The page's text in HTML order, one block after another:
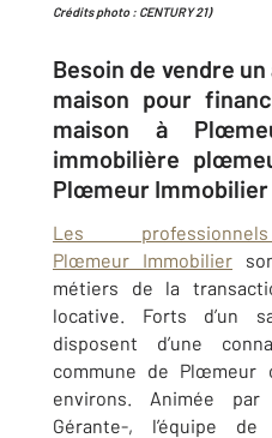
Crédits photo : CENTURY 21)
Besoin de vendre
maison pour
maison à
immobilière
Plœmeur Immobilier
Les
Plœmeur Immobilier
métiers de la
locative. Forts d’un
disposent d’une
commune de Plœmeur
environs. Animée par
Gérante-, l’équipe de